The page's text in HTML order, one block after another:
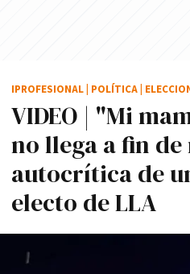
VIDEO | "Mi
no llega a fin de
autocrítica de
electo de LLA
IPROFESIONAL POLÍTICA